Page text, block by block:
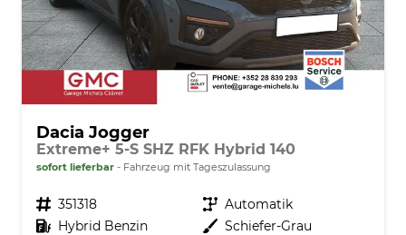
Dacia Jogger
Extreme+ 5-S SHZ RFK Hybrid 140
sofort lieferbar Fahrzeug mit Tageszulassung
Fahrzeugnr. 351318 Getriebe Automatik
Kraftstoff Hybrid Benzin Außenfarbe Schiefer-Grau